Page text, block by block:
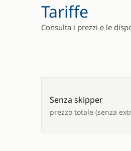
Tariffe
Consulta i prezzi e le
Senza skipper
prezzo totale (senza